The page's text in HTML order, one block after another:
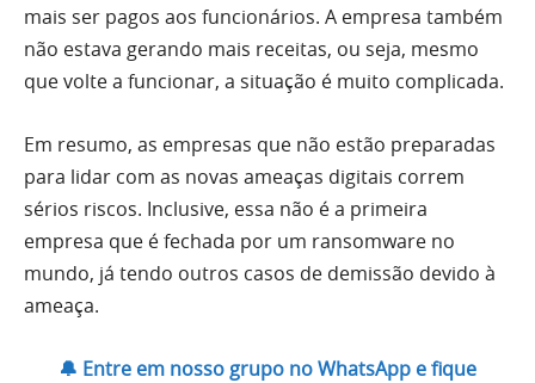
mais ser pagos aos funcionários. A empresa também
não estava gerando mais receitas, ou seja, mesmo
que volte a funcionar, a situação é muito complicada.
Em resumo, as empresas que não estão preparadas
para lidar com as novas ameaças digitais correm
sérios riscos. Inclusive, essa não é a primeira
empresa que é fechada por um ransomware no
mundo, já tendo outros casos de demissão devido à
ameaça.
🔔 Entre em nosso grupo no WhatsApp e fique